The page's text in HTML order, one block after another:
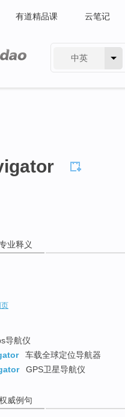
有道精品课 云笔记
中英
业释义
导航仪
车载全球定位导航器
GPS卫星导航仪
威例句